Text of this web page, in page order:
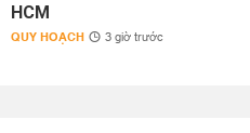
HCM
QUY HOẠCH 3 giờ trước